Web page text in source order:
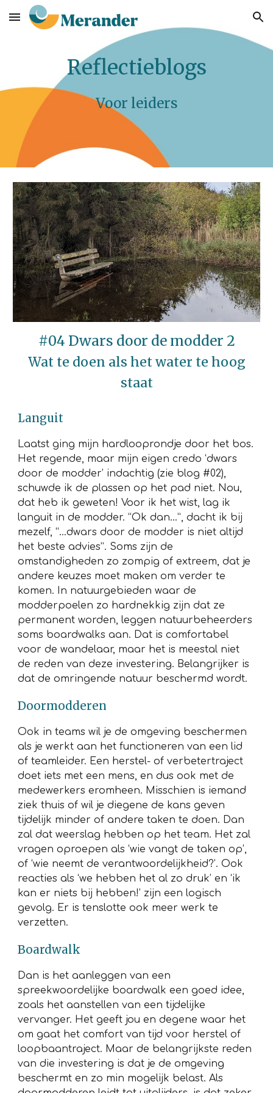
Skip to main content Skip to navigation
Reflectieblogs
Voor leiders
#04 Dwars door de modder 2
Wat te doen als het water te hoog
staat
Languit
Laatst ging mijn hardlooprondje door het bos.
Het regende, maar mijn eigen credo ‘dwars
door de modder’ indachtig (zie blog #02),
schuwde ik de plassen op het pad niet. Nou,
dat heb ik geweten! Voor ik het wist, lag ik
languit in de modder. “Ok dan…”, dacht ik bij
mezelf, “…dwars door de modder is niet altijd
het beste advies”. Soms zijn de
omstandigheden zo zompig of extreem, dat je
andere keuzes moet maken om verder te
komen. In natuurgebieden waar de
modderpoelen zo hardnekkig zijn dat ze
permanent worden, leggen natuurbeheerders
soms boardwalks aan. Dat is comfortabel
voor de wandelaar, maar het is meestal niet
de reden van deze investering. Belangrijker is
dat de omringende natuur beschermd wordt.
Doormodderen
Ook in teams wil je de omgeving beschermen
als je werkt aan het functioneren van een lid
of teamleider. Een herstel- of verbetertraject
doet iets met een mens, en dus ook met de
medewerkers eromheen. Misschien is iemand
ziek thuis of wil je diegene de kans geven
tijdelijk minder of andere taken te doen. Dan
zal dat weerslag hebben op het team. Het zal
vragen oproepen als ‘wie vangt de taken op’,
of ‘wie neemt de verantwoordelijkheid?’. Ook
reacties als ‘we hebben het al zo druk’ en ‘ik
kan er niets bij hebben!’ zijn een logisch
gevolg. Er is tenslotte ook meer werk te
verzetten.
Boardwalk
Dan is het aanleggen van een
spreekwoordelijke boardwalk een goed idee,
zoals het aanstellen van een tijdelijke
vervanger. Het geeft jou en degene waar het
om gaat het comfort van tijd voor herstel of
loopbaantraject. Maar de belangrijkste reden
van die investering is dat je de omgeving
beschermt en zo min mogelijk belast. Als